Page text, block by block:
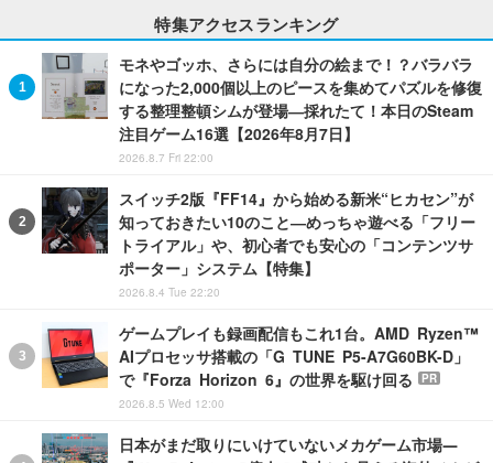
特集アクセスランキング
モネやゴッホ、さらには自分の絵まで！？バラバラ
になった2,000個以上のピースを集めてパズルを修復
する整理整頓シムが登場―採れたて！本日のSteam
注目ゲーム16選【2026年8月7日】
2026.8.7 Fri 22:00
スイッチ2版『FF14』から始める新米“ヒカセン”が
知っておきたい10のこと―めっちゃ遊べる「フリー
トライアル」や、初心者でも安心の「コンテンツサ
ポーター」システム【特集】
2026.8.4 Tue 22:20
ゲームプレイも録画配信もこれ1台。AMD Ryzen™
AIプロセッサ搭載の「G TUNE P5-A7G60BK-D」
で『Forza Horizon 6』の世界を駆け回る
PR
2026.8.5 Wed 12:00
日本がまだ取りにいけていないメカゲーム市場―